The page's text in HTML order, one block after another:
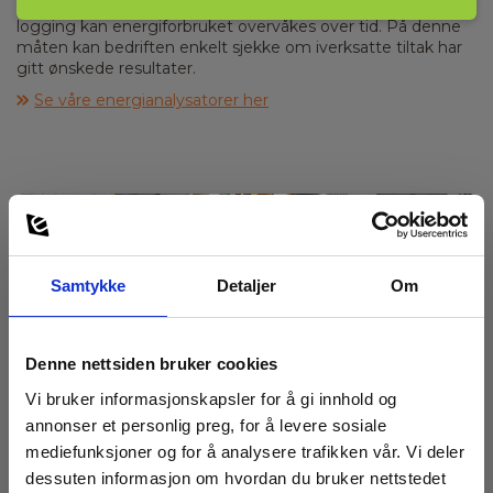
Samtykke Detaljer Om
Denne nettsiden bruker cookies
Vi bruker informasjonskapsler for å gi innhold og
annonser et personlig preg, for å levere sosiale
mediefunksjoner og for å analysere trafikken vår. Vi deler
dessuten informasjon om hvordan du bruker nettstedet
logging kan energiforbruket overvåkes over tid. På denne
måten kan bedriften enkelt sjekke om iverksatte tiltak har
gitt ønskede resultater.
Se våre energianalysatorer her
Termografering
Termografi, også kalt termisk fotografering, er en teknikk
som måler forskjeller i temperatur på en overflate eller et
objekt. Ved å bruke infrarødt lys kan områder med
varmetap eller varmeøkning identifiseres, noe som
indikerer ineffektivitet i bygninger eller systemer. Å gjøre